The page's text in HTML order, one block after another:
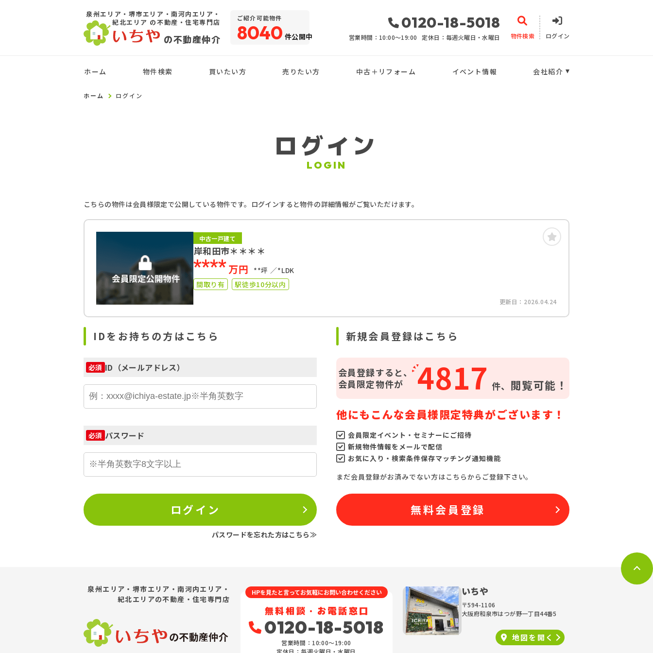
泉州エリア・堺市エリア・南河内エリア・
紀北エリア の不動産・住宅専門店
の不動産仲介
ご紹介可能物件
8040 件公開中
0120-18-5018
営業時間：10:00〜19:00 定休日：毎週火曜日・水曜日 物件検索 ログイン
ホーム 物件検索 買いたい方 売りたい方 中古＋リフォーム イベント情報 会社紹介
ホーム ログイン
ログイン
LOGIN
こちらの物件は会員様限定で公開している物件です。ログインすると物件の詳細情報がご覧いただけます。
中古一戸建て
岸和田市＊＊＊＊
****万円 **坪
*LDK
間取り有
駅徒歩10分以内
更新日：2026.04.24
IDをお持ちの方はこちら
必須 ID（メールアドレス）
必須 パスワード
ログイン
パスワードを忘れた方はこちら≫
新規会員登録はこちら
会員登録すると、
会員限定物件が
4817 件、 閲覧可能！
他にもこんな会員様限定特典がございます！
会員限定イベント・セミナーにご招待
新規物件情報をメールで配信
お気に入り・検索条件保存マッチング通知機能
まだ会員登録がお済みでない方はこちらからご登録下さい。
無料会員登録
泉州エリア・堺市エリア・南河内エリア・
紀北エリアの不動産・住宅専門店
の不動産仲介
HPを見たと言ってお気軽にお問い合わせください
無料相談・お電話窓口
0120-18-5018
営業時間：10:00〜19:00
いちや
〒594-1106
大阪府和泉市はつが野一丁目44番5
地図を 開く